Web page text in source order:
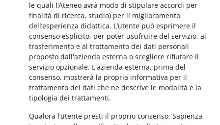
le quali l’Ateneo avrà modo di stipulare accordi per
finalità di ricerca, studio) per il miglioramento
dell’esperienza didattica. L’utente può esprimere il
consenso esplicito, per poter usufruire del servizio, al
trasferimento e al trattamento dei dati personali
proposto dall'azienda esterna o scegliere rifiutare il
servizio opzionale. L'azienda esterna, prima del
consenso, mostrerà la propria informativa per il
trattamento dei dati che ne descrive le modalità e la
tipologia dei trattamenti.
Qualora l’utente presti il proprio consenso, Sapienza,